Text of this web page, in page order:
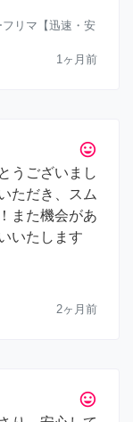
フリマ【迅速・安
1ヶ月前
tag_faces
うございまし
ただき、スム
また機会があ
いたします
2ヶ月前
tag_faces